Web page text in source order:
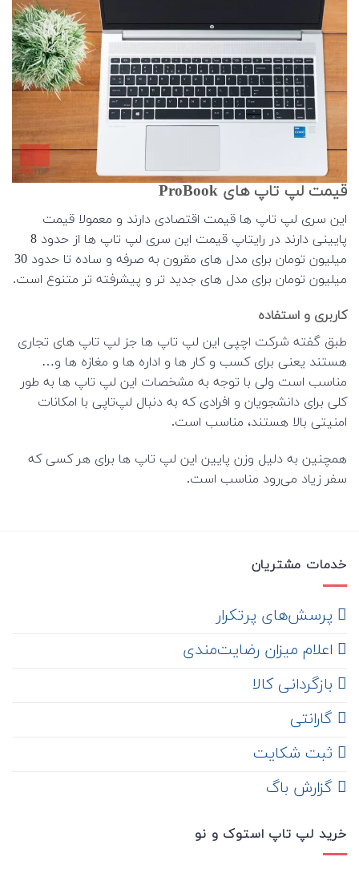
قیمت لپ تاپ های ProBook
این سری لپ تاپ ها قیمت اقتصادی دارند و معمولا قیمت
پایینی دارند در رایتاپ قیمت این سری لپ تاپ ها از حدود 8
میلیون تومان برای مدل های مقرون به صرفه و ساده تا حدود 30
میلیون تومان برای مدل های جدید تر و پیشرفته تر متنوع است.
کاربری و استفاده
طبق گفته شرکت اچپی این لپ تاپ ها جز لپ تاپ های تجاری
هستند یعنی برای کسب و کار ها و اداره ها و مغازه ها و…
مناسب است ولی با توجه به مشخصات این لپ تاپ ها به طور
کلی برای دانشجویان و افرادی که به دنبال لپ‌تاپی با امکانات
امنیتی بالا هستند، مناسب است.
همچنین به دلیل وزن پایین این لپ تاپ ها برای هر کسی که
سفر زیاد می‌رود مناسب است.
خدمات مشتریان
‌ پرسش‌های پرتکرار
اعلام میزان رضایت‌مندی
‌ بازگردانی کالا
گارانتی
ثبت شکایت
‌ گزارش باگ
خرید لپ تاپ استوک و نو